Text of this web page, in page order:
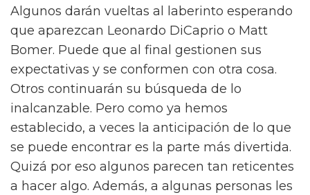
Algunos darán vueltas al laberinto esperando
que aparezcan Leonardo DiCaprio o Matt
Bomer. Puede que al final gestionen sus
expectativas y se conformen con otra cosa.
Otros continuarán su búsqueda de lo
inalcanzable. Pero como ya hemos
establecido, a veces la anticipación de lo que
se puede encontrar es la parte más divertida.
Quizá por eso algunos parecen tan reticentes
a hacer algo. Además, a algunas personas les